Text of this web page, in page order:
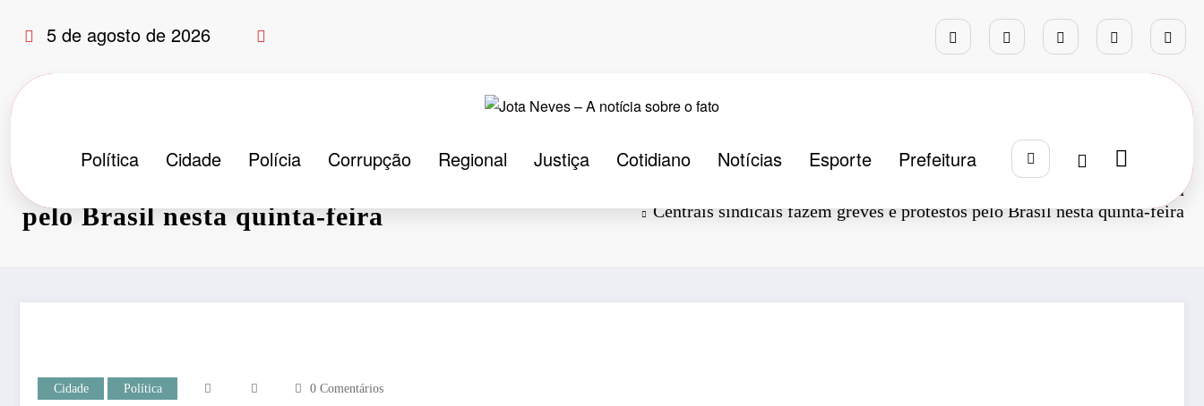
para
conteúdo
5 de agosto de 2026
Política Cidade Polícia Corrupção Regional Justiça Cotidiano Notícias Esporte Prefeitura
pelo Brasil nesta quinta-feira
Política
Centrais sindicais fazem greves e protestos pelo Brasil nesta quinta-feira
Cidade Política 0 Comentários